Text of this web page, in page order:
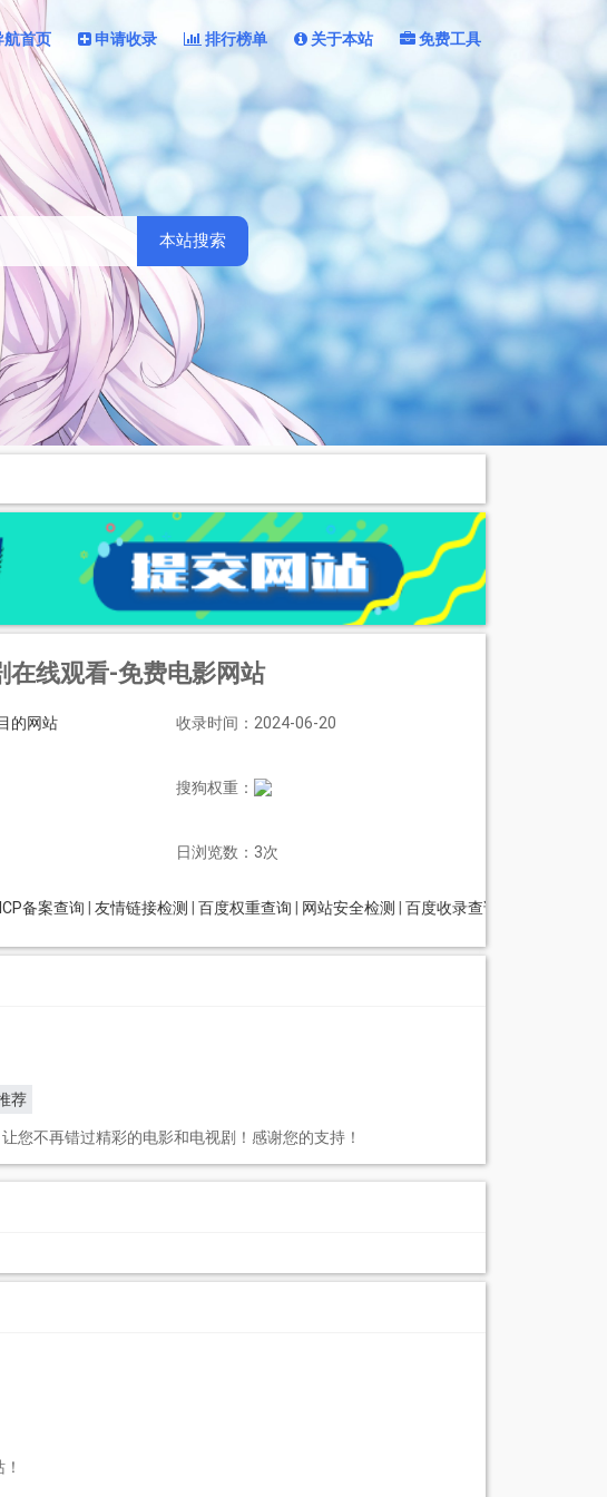
航首页 申请收录 排行榜单 关于本站 免费工具
本站搜索
在线观看-免费电影网站
的网站 收录时间：2024-06-20
搜狗权重：
日浏览数：3次
ICP备案查询 友情链接检测 百度权重查询 网站安全检测 百度收录查询
荐
您不再错过精彩的电影和电视剧！感谢您的支持！